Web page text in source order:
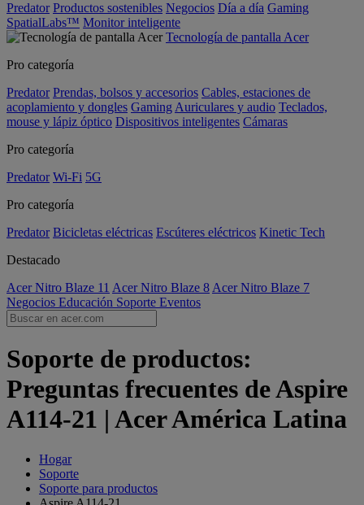
Predator Productos sostenibles Negocios Día a día Gaming
SpatialLabs™ Monitor inteligente
Tecnología de pantalla Acer
Pro categoría
Predator Prendas, bolsos y accesorios Cables, estaciones de
acoplamiento y dongles Gaming Auriculares y audio Teclados,
mouse y lápiz óptico Dispositivos inteligentes Cámaras
Pro categoría
Predator Wi-Fi 5G
Pro categoría
Predator Bicicletas eléctricas Escúteres eléctricos Kinetic Tech
Destacado
Acer Nitro Blaze 11 Acer Nitro Blaze 8 Acer Nitro Blaze 7
Negocios Educación Soporte Eventos
Soporte de productos:
Preguntas frecuentes de Aspire
A114-21 | Acer América Latina
Hogar
Soporte
Soporte para productos